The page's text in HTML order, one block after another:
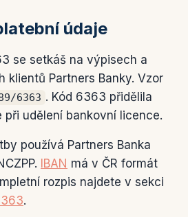
údaje
se setkáš na výpisech a
klientů Partners Banky. Vzor
6363 . Kód 6363 přidělila
při udělení bankovní licence.
používá Partners Banka
IBAN má v ČR formát
rozpis najdete v sekci
.